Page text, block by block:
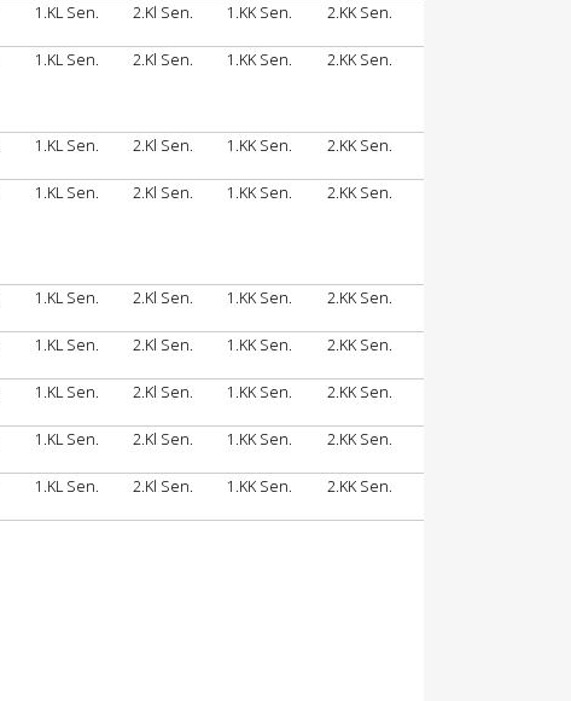
1.KL Sen. 2.Kl Sen. 1.KK Sen.
2.KK Sen.
1.KL Sen. 2.Kl Sen. 1.KK Sen.
2.KK Sen.
1.KL Sen. 2.Kl Sen. 1.KK Sen.
2.KK Sen.
1.KL Sen. 2.Kl Sen. 1.KK Sen.
2.KK Sen.
1.KL Sen. 2.Kl Sen. 1.KK Sen.
2.KK Sen.
1.KL Sen. 2.Kl Sen. 1.KK Sen.
2.KK Sen.
1.KL Sen. 2.Kl Sen. 1.KK Sen.
2.KK Sen.
1.KL Sen. 2.Kl Sen. 1.KK Sen.
2.KK Sen.
1.KL Sen. 2.Kl Sen. 1.KK Sen.
2.KK Sen.